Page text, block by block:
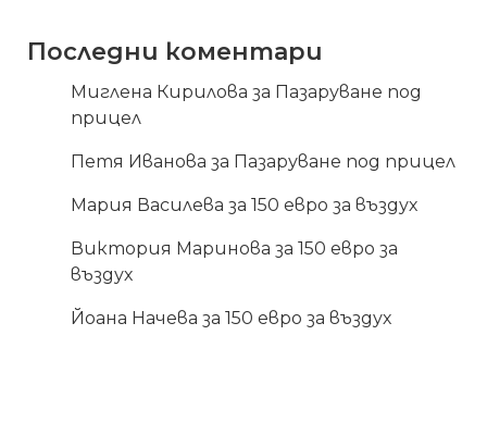
Последни коментари
Миглена Кирилова за Пазаруване под
прицел
Петя Иванова за Пазаруване под прицел
Мария Василева за 150 евро за въздух
Виктория Маринова за 150 евро за
въздух
Йоана Начева за 150 евро за въздух